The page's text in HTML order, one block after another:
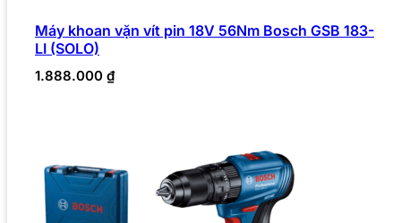
Máy khoan vặn vít pin 18V 56Nm Bosch GSB 183-
LI (SOLO)
1.888.000 ₫